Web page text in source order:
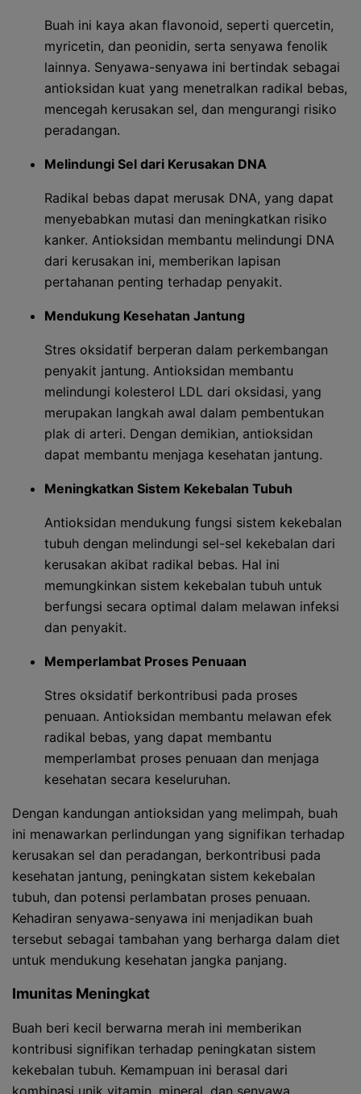
Buah ini kaya akan flavonoid, seperti quercetin,
myricetin, dan peonidin, serta senyawa fenolik
lainnya. Senyawa-senyawa ini bertindak sebagai
antioksidan kuat yang menetralkan radikal bebas,
mencegah kerusakan sel, dan mengurangi risiko
peradangan.
Melindungi Sel dari Kerusakan DNA
Radikal bebas dapat merusak DNA, yang dapat
menyebabkan mutasi dan meningkatkan risiko
kanker. Antioksidan membantu melindungi DNA
dari kerusakan ini, memberikan lapisan
pertahanan penting terhadap penyakit.
Mendukung Kesehatan Jantung
Stres oksidatif berperan dalam perkembangan
penyakit jantung. Antioksidan membantu
melindungi kolesterol LDL dari oksidasi, yang
merupakan langkah awal dalam pembentukan
plak di arteri. Dengan demikian, antioksidan
dapat membantu menjaga kesehatan jantung.
Meningkatkan Sistem Kekebalan Tubuh
Antioksidan mendukung fungsi sistem kekebalan
tubuh dengan melindungi sel-sel kekebalan dari
kerusakan akibat radikal bebas. Hal ini
memungkinkan sistem kekebalan tubuh untuk
berfungsi secara optimal dalam melawan infeksi
dan penyakit.
Memperlambat Proses Penuaan
Stres oksidatif berkontribusi pada proses
penuaan. Antioksidan membantu melawan efek
radikal bebas, yang dapat membantu
memperlambat proses penuaan dan menjaga
kesehatan secara keseluruhan.
Dengan kandungan antioksidan yang melimpah, buah
ini menawarkan perlindungan yang signifikan terhadap
kerusakan sel dan peradangan, berkontribusi pada
kesehatan jantung, peningkatan sistem kekebalan
tubuh, dan potensi perlambatan proses penuaan.
Kehadiran senyawa-senyawa ini menjadikan buah
tersebut sebagai tambahan yang berharga dalam diet
untuk mendukung kesehatan jangka panjang.
Imunitas Meningkat
Buah beri kecil berwarna merah ini memberikan
kontribusi signifikan terhadap peningkatan sistem
kekebalan tubuh. Kemampuan ini berasal dari
kombinasi unik vitamin, mineral, dan senyawa